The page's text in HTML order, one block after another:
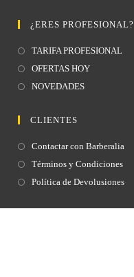
CLIENTES
Contactar con Barberalia
Términos y Condiciones
Política de Devolusiones
¿ERES PROFESIONAL?
TARIFA PROFESIONAL
OFERTAS HOY
NOVEDADES